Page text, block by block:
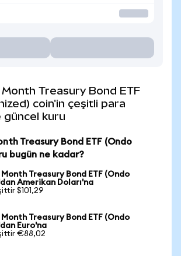
Treasury Bond ETF
coin'in çeşitli para
kuru
Treasury Bond ETF (Ondo
bugün ne kadar?
Treasury Bond ETF (Ondo
Amerikan Doları'na
$101,29
Treasury Bond ETF (Ondo
Euro'na
€88,02